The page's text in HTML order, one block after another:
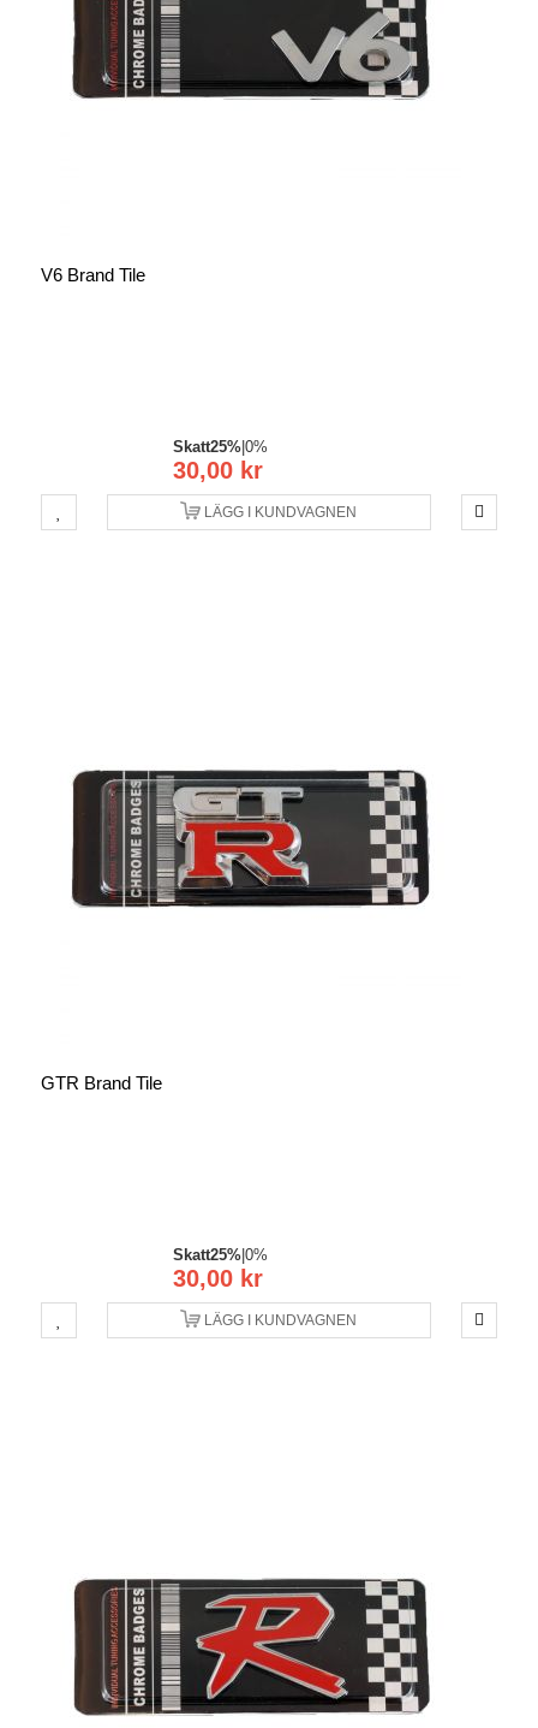
V6 Brand Tile
30,00 kr
Skatt25% 0%
LÄGG I KUNDVAGNEN
GTR Brand Tile
30,00 kr
Skatt25% 0%
LÄGG I KUNDVAGNEN